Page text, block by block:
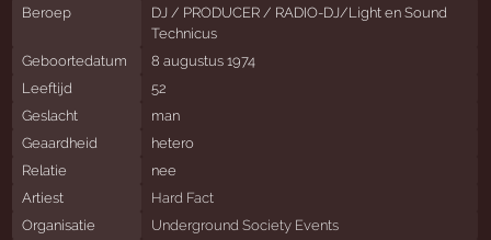
Beroep
DJ / PRODUCER / RADIO-DJ/Light en Sound
Technicus
Geboortedatum
8 augustus 1974
Leeftijd
52
Geslacht
man
Geaardheid
hetero
Relatie
nee
Artiest
Hard Fact
Organisatie
Underground Society Events